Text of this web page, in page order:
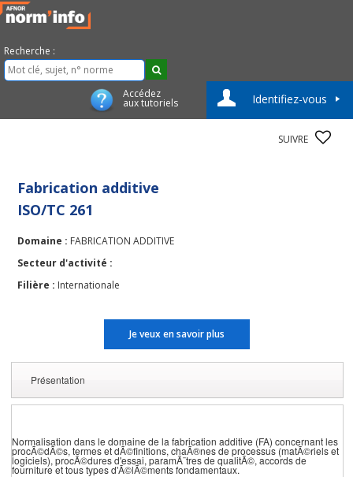
Recherche :
Accédez
aux tutoriels Identifiez-vous
SUIVRE
Fabrication additive
ISO/TC 261
Domaine : FABRICATION ADDITIVE
Secteur d'activité :
Filière : Internationale
Je veux en savoir plus
Présentation
Normalisation dans le domaine de la fabrication additive (FA) concernant les
procÃ©dÃ©s, termes et dÃ©finitions, chaÃ®nes de processus (matÃ©riels et
logiciels), procÃ©dures d'essai, paramÃ¨tres de qualitÃ©, accords de
fourniture et tous types d'Ã©lÃ©ments fondamentaux.